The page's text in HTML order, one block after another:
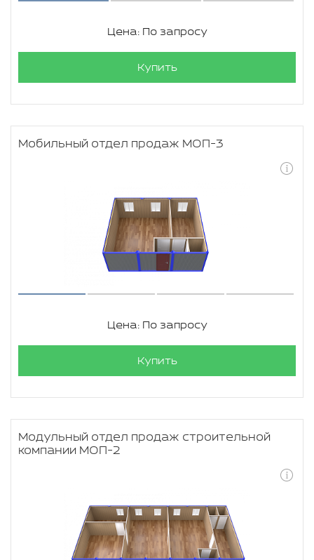
Цена: По запросу
Купить
Мобильный отдел продаж МОП-3
Цена: По запросу
Купить
Модульный отдел продаж строительной
компании МОП-2